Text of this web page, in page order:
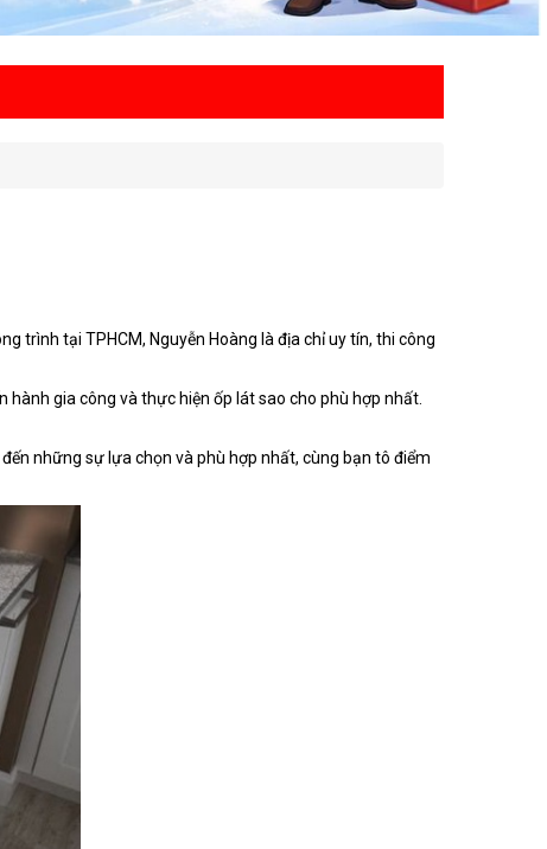
trình tại TPHCM, Nguyễn Hoàng là địa chỉ uy tín, thi công
gia công và thực hiện ốp lát sao cho phù hợp nhất.
những sự lựa chọn và phù hợp nhất, cùng bạn tô điểm